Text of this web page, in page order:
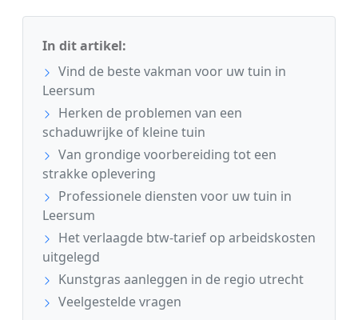
In dit artikel:
Vind de beste vakman voor uw tuin in
Leersum
Herken de problemen van een
schaduwrijke of kleine tuin
Van grondige voorbereiding tot een
strakke oplevering
Professionele diensten voor uw tuin in
Leersum
Het verlaagde btw-tarief op arbeidskosten
uitgelegd
Kunstgras aanleggen in de regio utrecht
Veelgestelde vragen